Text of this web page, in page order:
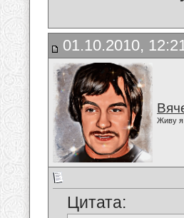
01.10.2010,
Живу я
Цитата: